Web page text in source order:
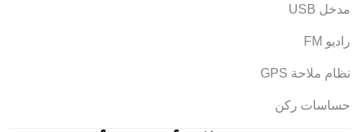
مدخل USB
راديو FM
نظام ملاحة GPS
حساسات ركن